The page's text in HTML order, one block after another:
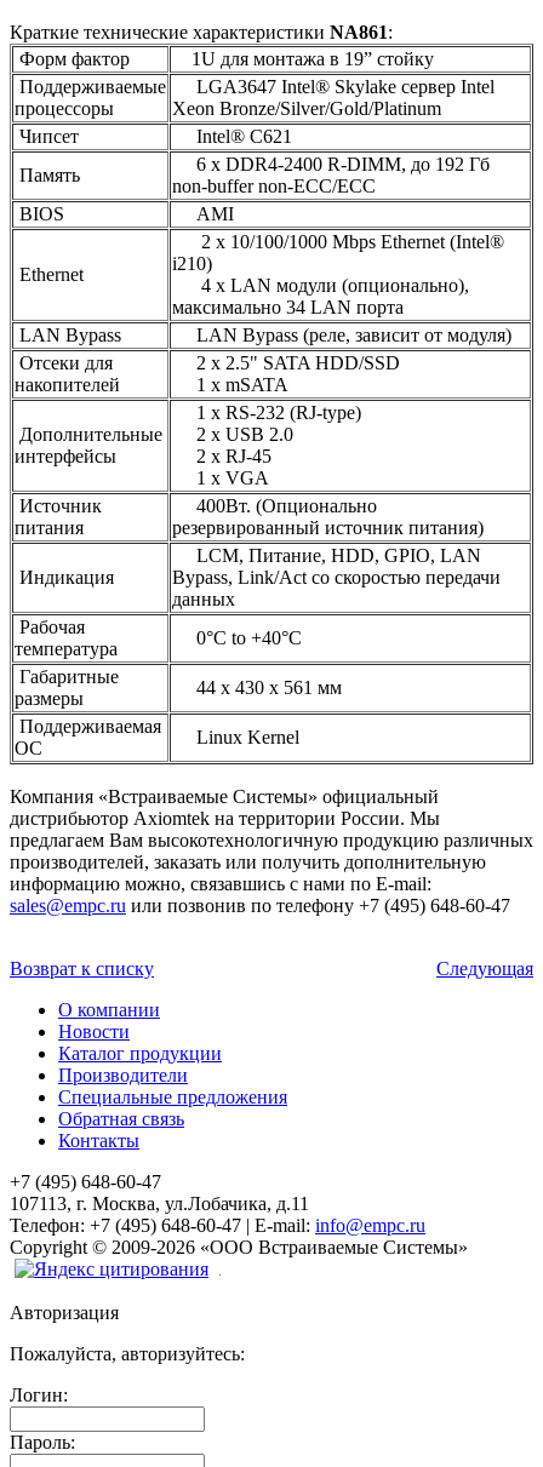
Краткие технические характеристики NA861:
Форм фактор
1U для монтажа в 19” стойку
Поддерживаемые
процессоры
LGA3647 Intel® Skylake сервер Intel
Xeon Bronze/Silver/Gold/Platinum
Чипсет
Intel® C621
Память
6 x DDR4-2400 R-DIMM, до 192 Гб
non-buffer non-ECC/ECC
BIOS
AMI
Ethernet
2 x 10/100/1000 Mbps Ethernet (Intel®
i210)
4 x LAN модули (опционально),
максимально 34 LAN порта
LAN Bypass
LAN Bypass (реле, зависит от модуля)
Отсеки для
накопителей
2 x 2.5" SATA HDD/SSD
1 x mSATA
Дополнительные
интерфейсы
1 x RS-232 (RJ-type)
2 x USB 2.0
2 x RJ-45
1 x VGA
Источник
питания
400Вт. (Опционально
резервированный источник питания)
Индикация
LCM, Питание, HDD, GPIO, LAN
Bypass, Link/Act со скоростью передачи
данных
Рабочая
температура
0°C to +40°C
Габаритные
размеры
44 x 430 x 561 мм
Поддерживаемая
ОС
Linux Kernel
Компания «Встраиваемые Cистемы» официальный
дистрибьютор Axiomtek на территории России. Мы
предлагаем Вам высокотехнологичную продукцию различных
производителей, заказать или получить дополнительную
информацию можно, связавшись с нами по E-mail:
sales@empc.ru или позвонив по телефону +7 (495) 648-60-47
Возврат к списку
Следующая
О компании
Новости
Каталог продукции
Производители
Специальные предложения
Обратная связь
Контакты
+7 (495) 648-60-47
107113, г. Москва, ул.Лобачика, д.11
Телефон: +7 (495) 648-60-47 | E-mail: info@empc.ru
Copyright © 2009-2026 «ООО Встраиваемые Системы»
Авторизация
Пожалуйста, авторизуйтесь:
Логин:
Пароль: